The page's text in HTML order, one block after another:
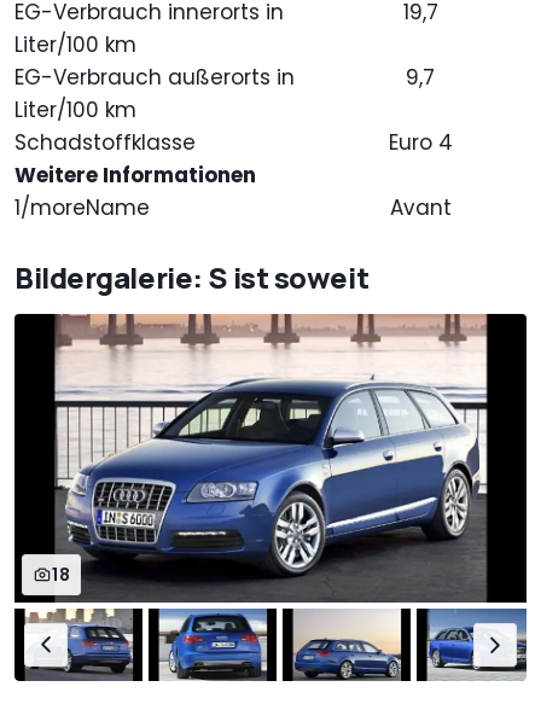
EG-Verbrauch innerorts in
Liter/100 km
19,7
EG-Verbrauch außerorts in
Liter/100 km
9,7
Schadstoffklasse
Euro 4
Weitere Informationen
1/moreName
Avant
Bildergalerie: S ist soweit
18